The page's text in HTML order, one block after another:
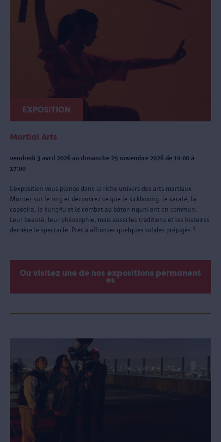
EXPOSITION
Martial Arts
vendredi 3 avril 2026 au dimanche 29 novembre 2026 de 10:00 à
17:00
L’exposition vous plonge dans le riche univers des arts martiaux.
Montez sur le ring et découvrez ce que le kickboxing, le karaté, la
capoeira, le kung-fu et le combat au bâton nguni ont en commun.
Leur beauté, leur philosophie, mais aussi les traditions et les histoires
derrière le spectacle. Prêt à affronter quelques solides préjugés ?
Ou visitez une de nos expositions permanent
es